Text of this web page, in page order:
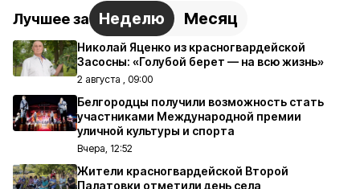
Лучшее за Неделю Месяц
Николай Яценко из красногвардейской
Засосны: «Голубой берет — на всю жизнь»
2 августа , 09:00
Белгородцы получили возможность стать
участниками Международной премии
уличной культуры и спорта
Вчера, 12:52
Жители красногвардейской Второй
Палатовки отметили день села